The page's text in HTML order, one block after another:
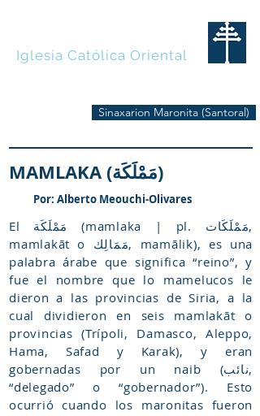
Iglesia Católica Oriental
Sinaxarion Maronita (Santoral)
MAMLAKA (مَمْلَكَة)
Por: Alberto Meouchi-Olivares
El مَمْلَكَة (mamlaka | pl. مَمْلَكَات,
mamlakāt o مَمَالِك, mamālik), es una
palabra árabe que significa “reino”, y
fue el nombre que lo mamelucos le
dieron a las provincias de Siria, a la
cual dividieron en seis mamlakāt o
provincias (Trípoli, Damasco, Aleppo,
Hama, Safad y Karak), y eran
gobernadas por un naib (نائب,
“delegado” o “gobernador”). Esto
ocurrió cuando los maronitas fueron